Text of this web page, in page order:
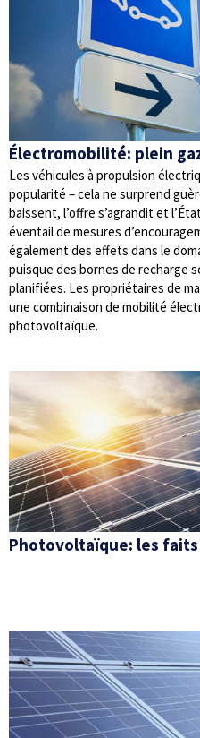
Électromobilité: plein
Les véhicules à propulsion
popularité – cela ne surprend
baissent, l’offre s’agrandit et
éventail de mesures
également des effets dans le
puisque des bornes de recharge
planifiées. Les propriétaires de
une combinaison de mobilité
photovoltaïque.
Photovoltaïque: les